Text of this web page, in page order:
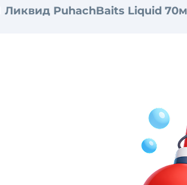
Ликвид PuhachBaits Liquid